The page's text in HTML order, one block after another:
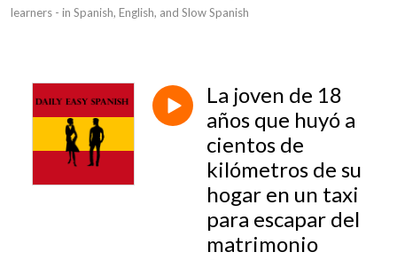
learners - in Spanish, English, and Slow Spanish
La joven de 18
años que huyó a
cientos de
kilómetros de su
hogar en un taxi
para escapar del
matrimonio